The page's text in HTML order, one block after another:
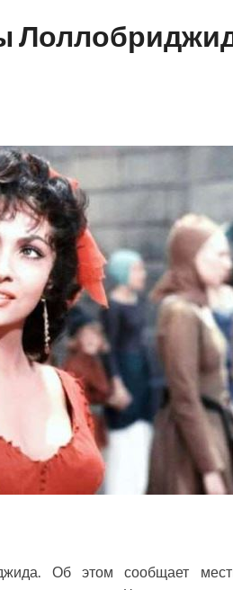
Об этом сообщает